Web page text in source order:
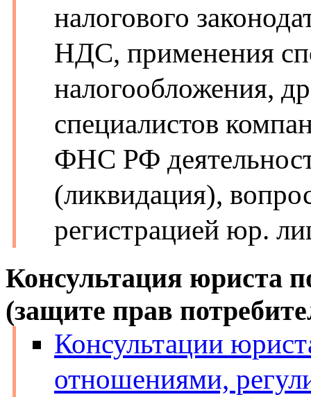
налогового
НДС, применения
налогообложения,
специалистов
ФНС РФ
(ликвидация),
регистрацией юр.
Консультация юриста
(защите прав
Консультации
отношениями,